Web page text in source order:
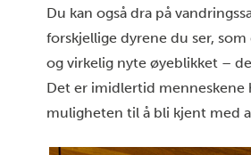
Du kan også dra på
forskjellige dyrene du ser,
og virkelig nyte øyeblikket –
Det er imidlertid
muligheten til å bli kjent med